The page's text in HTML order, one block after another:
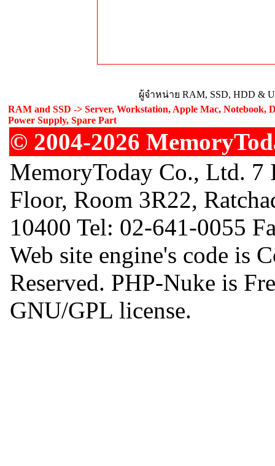
ผู้จำหน่าย RAM, SSD, HDD &
RAM and SSD -> Server, Workstation, Apple Mac, Notebook,
Power Supply, Spare Part
© 2004-2026
MemoryToday Co., Ltd.
Floor, Room 3R22,
10400 Tel: 02-641-0055
Web site engine's code is
Reserved. PHP-Nuke is
GNU/GPL license.